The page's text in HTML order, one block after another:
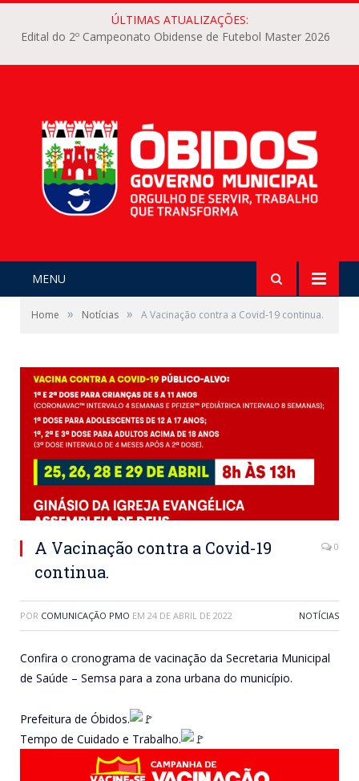
ÚLTIMAS ATUALIZAÇÕES:
Edital do 2º Campeonato Obidense de Futebol Master 2026
MENU
Home » Notícias » A Vacinação contra a Covid-19 continua.
A Vacinação contra a Covid-19
continua.
0
POR COMUNICAÇÃO PMO EM 24 DE ABRIL DE 2022 NOTÍCIAS
Confira o cronograma de vacinação da Secretaria Municipal
de Saúde – Semsa para a zona urbana do município.
Prefeitura de Óbidos.
Tempo de Cuidado e Trabalho.